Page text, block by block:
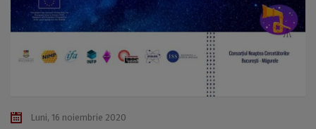
Luni, 16 noiembrie 2020